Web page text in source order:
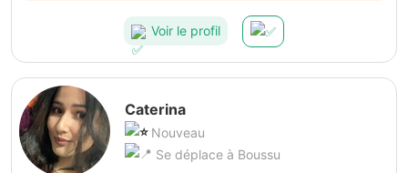
Voir le profil
Caterina
Nouveau
Se déplace à Boussu